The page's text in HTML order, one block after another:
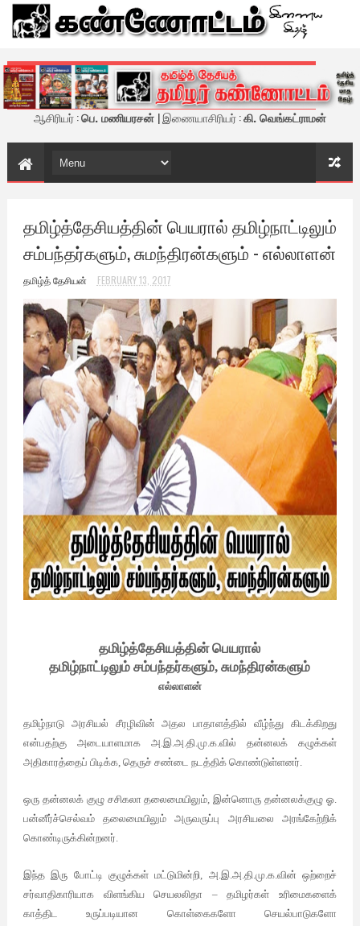
கண்ணோட்டம் - இணைய இதழ்
ஆசிரியர் :பெ. மணியரசன் | இணையாசிரியர் :கி. வெங்கட்ராமன்
தமிழ்த்தேசியத்தின் பெயரால் தமிழ்நாட்டிலும்
சம்பந்தர்களும், சுமந்திரன்களும் - எல்லாளன்
தமிழ்த் தேசியன் FEBRUARY 13, 2017
தமிழ்த்தேசியத்தின் பெயரால்
தமிழ்நாட்டிலும் சம்பந்தர்களும், சுமந்திரன்களும்
எல்லாளன்
தமிழ்நாடு அரசியல் சீரழிவின் அதல பாதாளத்தில் வீழ்ந்து கிடக்கிறது
என்பதற்கு அடையாளமாக அ.இ.அ.தி.மு.க.வில் தன்னலக் கழுக்கள்
அதிகாரத்தைப் பிடிக்க, தெருச் சண்டை நடத்திக் கொண்டுள்ளனர்.
ஒரு தன்னலக் குழு சசிகலா தலைமையிலும், இன்னொரு தன்னலக்குழு ஓ.
பன்னீர்ச்செல்வம் தலைமையிலும் அருவருப்பு அரசியலை அரங்கேற்றிக்
கொண்டிருக்கின்றனர்.
இந்த இரு போட்டி குழுக்கள் மட்டுமின்றி, அ.இ.அ.தி.மு.க.வின் ஒற்றைச்
சர்வாதிகாரியாக விளங்கிய செயலலிதா – தமிழர்கள் உரிமைகளைக்
காத்திட உருப்படியான கொள்கைகளோ செயல்பாடுகளோ